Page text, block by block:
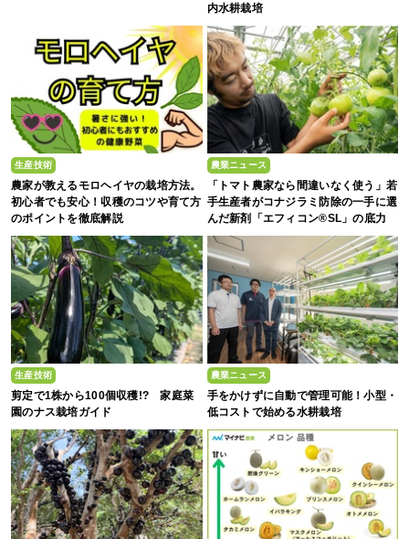
内水耕栽培
生産技術
農家が教えるモロヘイヤの栽培方法。
初心者でも安心！収穫のコツや育て方
のポイントを徹底解説
農業ニュース
「トマト農家なら間違いなく使う」若
手生産者がコナジラミ防除の一手に選
んだ新剤「エフィコン®SL」の底力
生産技術
剪定で1株から100個収穫!? 家庭菜
園のナス栽培ガイド
農業ニュース
手をかけずに自動で管理可能！小型・
低コストで始める水耕栽培